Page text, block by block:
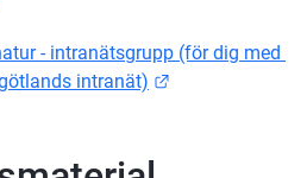
- intranätsgrupp (för dig med
intranät)